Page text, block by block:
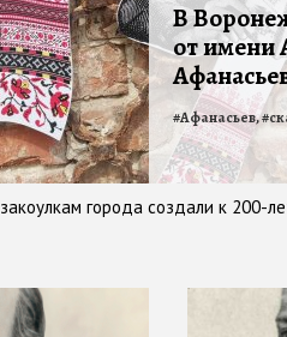
В
от имени
города создали к 200-
#Афанасьев,#